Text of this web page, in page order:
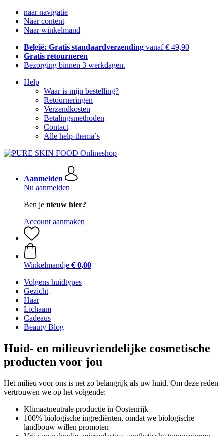
naar navigatie
Naar content
Naar winkelmand
België: Gratis standaardverzending vanaf € 49,90
Gratis retourneren
Bezorging binnen 3 werkdagen.
Help
Waar is mijn bestelling?
Retourneringen
Verzendkosten
Betalingsmethoden
Contact
Alle help-thema`s
Aanmelden
Nu aanmelden
Ben je nieuw hier?
Account aanmaken
Winkelmandje € 0,00
Volgens huidtypes
Gezicht
Haar
Lichaam
Cadeaus
Beauty Blog
Huid- en milieuvriendelijke cosmetische
producten voor jou
Het milieu voor ons is net zo belangrijk als uw huid. Om deze reden
vertrouwen we op het volgende:
Klimaatneutrale productie in Oostenrijk
100% biologische ingrediënten, omdat we biologische
landbouw willen promoten